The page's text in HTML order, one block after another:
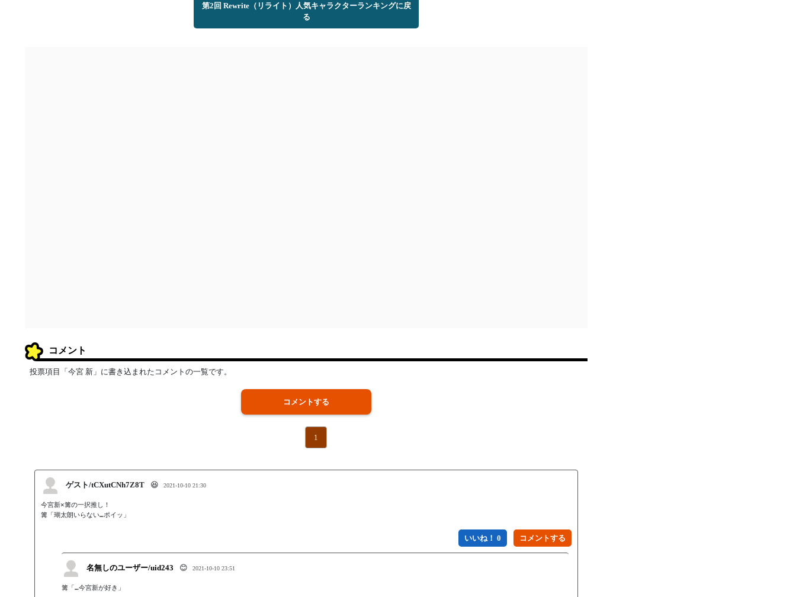
第2回 Rewrite（リライト）人気キャラクターランキングに戻
る
コメント
投票項目「今宮 新」に書き込まれたコメントの一覧です。
コメントする
1
ゲスト/tCXutCNh7Z8T 😆 2021-10-10 21:30
今宮新×篝の一択推し！
篝「瑚太朗いらない…ポイッ」
いいね！ 0
名無しのユーザー/uid243 😊 2021-10-10 23:51
篝「…今宮新が好き」